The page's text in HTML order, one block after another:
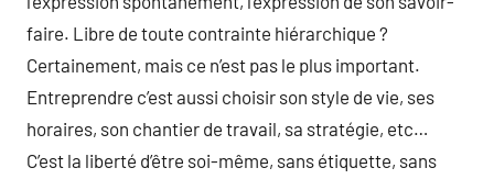
faire. Libre de toute contrainte hiérarchique ?
Certainement, mais ce n’est pas le plus important.
Entreprendre c’est aussi choisir son style de vie, ses
horaires, son chantier de travail, sa stratégie, etc…
C’est la liberté d’être soi-même, sans étiquette, sans